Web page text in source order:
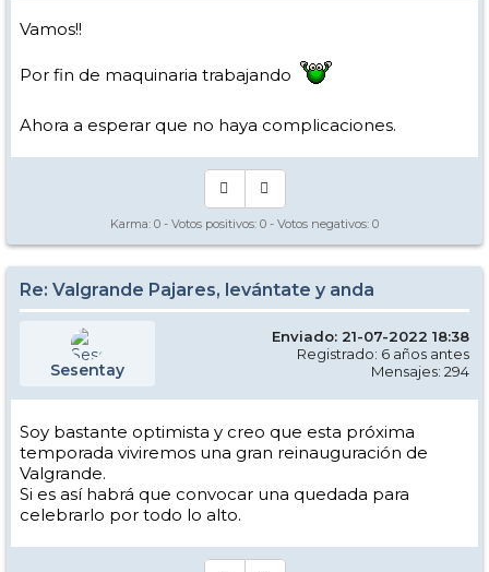
Vamos!!
Por fin de maquinaria trabajando
Ahora a esperar que no haya complicaciones.
Karma: 0 - Votos positivos: 0 - Votos negativos: 0
Re: Valgrande Pajares, levántate y anda
Sesentay
Enviado: 21-07-2022 18:38
Registrado: 6 años antes
Mensajes: 294
Soy bastante optimista y creo que esta próxima
temporada viviremos una gran reinauguración de
Valgrande.
Si es así habrá que convocar una quedada para
celebrarlo por todo lo alto.